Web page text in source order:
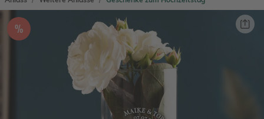
%